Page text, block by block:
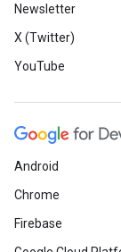
Newsletter
X (Twitter)
YouTube
Android
Chrome
Firebase